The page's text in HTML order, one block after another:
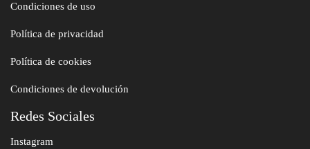
Condiciones de uso
Política de privacidad
Política de cookies
Condiciones de devolución
Redes Sociales
Instagram